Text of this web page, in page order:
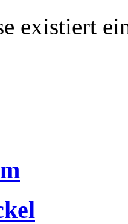
existiert